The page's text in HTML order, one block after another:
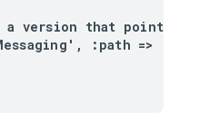
a version that points
:path => '